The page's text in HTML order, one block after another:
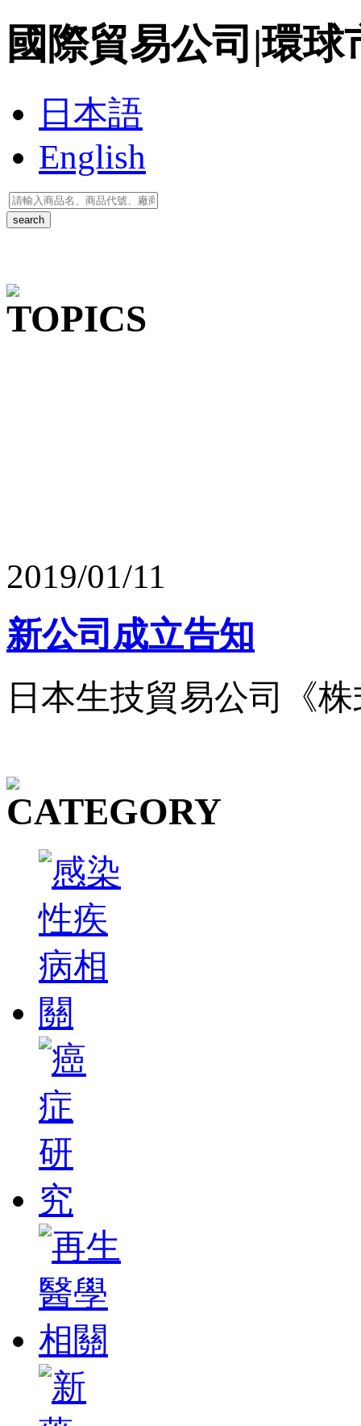
國際貿易公司|環
日本語
English
2019/01/11
新公司成立告知
日本生技貿易公司《
台灣正式合資成立新
2017/01/23
我們已發行了由中國
白質及抗體。